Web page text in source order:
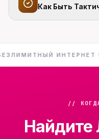
Как Быть
ИНТЕРНЕТ 5G ✦
//